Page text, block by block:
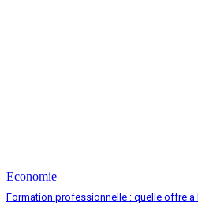
Economie
Formation professionnelle : quelle offre